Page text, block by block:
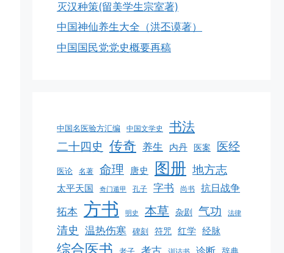
灭汉种策(留美学生宗室著)
中国神仙养生大全（洪丕谟著）
中国国民党党史概要再稿
中国名医验方汇编 中国文学史 书法
二十四史 传奇 养生 内丹 医案 医经
医论 名著 命理 唐史 图册 地方志
太平天国 奇门遁甲 孔子 字书 尚书 抗日战争
拓本 方书 明史 本草 杂剧 气功 法律
清史 温热伤寒 碑刻 符咒 红学 经脉
综合医书 老子 考古 诊断 辞典